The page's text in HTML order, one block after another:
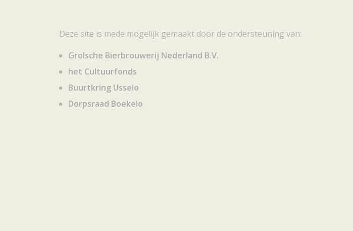
Deze site is mede mogelijk gemaakt door de ondersteuning van:
Grolsche Bierbrouwerij Nederland B.V.
het Cultuurfonds
Buurtkring Usselo
Dorpsraad Boekelo